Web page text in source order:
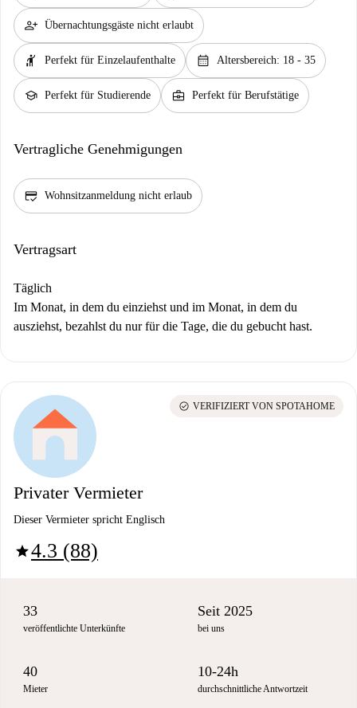
person_add Übernachtungsgäste nicht erlaubt
hail Perfekt für Einzelaufenthalte calendar_month Altersbereich: 18 - 35
school Perfekt für Studierende business_center Perfekt für Berufstätige
Vertragliche Genehmigungen
credit_score Wohnsitzanmeldung nicht erlaub
Vertragsart
Täglich
Im Monat, in dem du einziehst und im Monat, in dem du
ausziehst, bezahlst du nur für die Tage, die du gebucht hast.
Privater Vermieter
Dieser Vermieter spricht Englisch
star4.3 (88)
check_circle VERIFIZIERT VON SPOTAHOME
33
veröffentlichte Unterkünfte
Seit 2025
bei uns
40
Mieter
10-24h
durchschnittliche Antwortzeit